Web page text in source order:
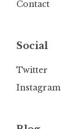
Contact
Social
Twitter
Instagram